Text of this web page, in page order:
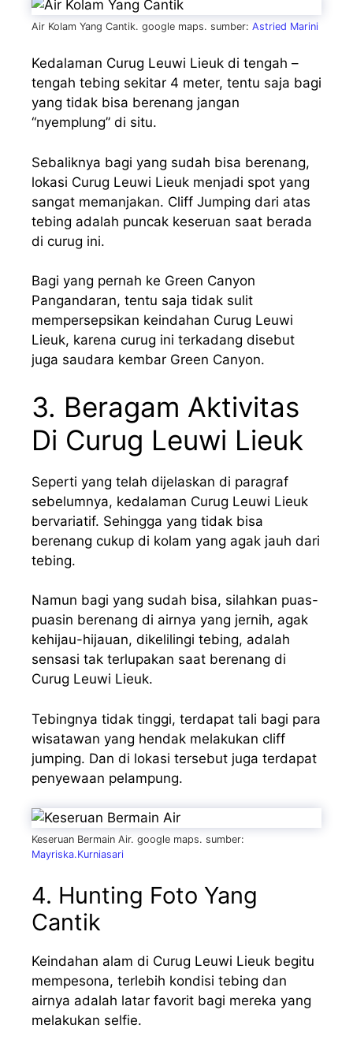
Air Kolam Yang Cantik. google maps. sumber: Astried Marini
Kedalaman Curug Leuwi Lieuk di tengah –
tengah tebing sekitar 4 meter, tentu saja bagi
yang tidak bisa berenang jangan
“nyemplung” di situ.
Sebaliknya bagi yang sudah bisa berenang,
lokasi Curug Leuwi Lieuk menjadi spot yang
sangat memanjakan. Cliff Jumping dari atas
tebing adalah puncak keseruan saat berada
di curug ini.
Bagi yang pernah ke Green Canyon
Pangandaran, tentu saja tidak sulit
mempersepsikan keindahan Curug Leuwi
Lieuk, karena curug ini terkadang disebut
juga saudara kembar Green Canyon.
3. Beragam Aktivitas
Di Curug Leuwi Lieuk
Seperti yang telah dijelaskan di paragraf
sebelumnya, kedalaman Curug Leuwi Lieuk
bervariatif. Sehingga yang tidak bisa
berenang cukup di kolam yang agak jauh dari
tebing.
Namun bagi yang sudah bisa, silahkan puas-
puasin berenang di airnya yang jernih, agak
kehijau-hijauan, dikelilingi tebing, adalah
sensasi tak terlupakan saat berenang di
Curug Leuwi Lieuk.
Tebingnya tidak tinggi, terdapat tali bagi para
wisatawan yang hendak melakukan cliff
jumping. Dan di lokasi tersebut juga terdapat
penyewaan pelampung.
Keseruan Bermain Air. google maps. sumber:
Mayriska.Kurniasari
4. Hunting Foto Yang
Cantik
Keindahan alam di Curug Leuwi Lieuk begitu
mempesona, terlebih kondisi tebing dan
airnya adalah latar favorit bagi mereka yang
melakukan selfie.